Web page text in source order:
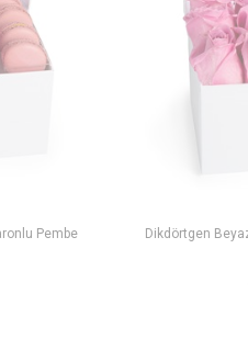
Pembe
Dikdörtgen